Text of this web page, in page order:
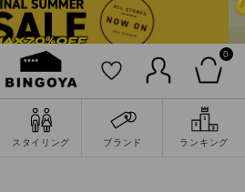
0
スタイリング ブランド ランキング
詳細検索